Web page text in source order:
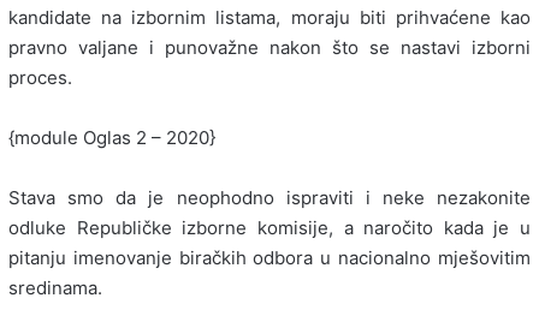
kandidate na izbornim listama, moraju biti prihvaćene kao
pravno valjane i punovažne nakon što se nastavi izborni
proces.
{module Oglas 2 – 2020}
Stava smo da je neophodno ispraviti i neke nezakonite
odluke Republičke izborne komisije, a naročito kada je u
pitanju imenovanje biračkih odbora u nacionalno mješovitim
sredinama.